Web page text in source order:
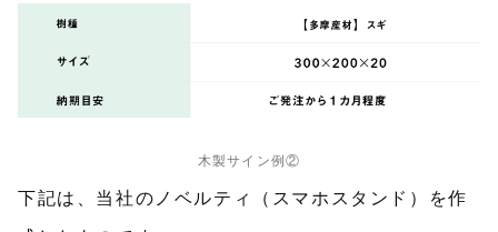
木製サイン例②
下記は、当社のノベルティ（スマホスタンド）を作